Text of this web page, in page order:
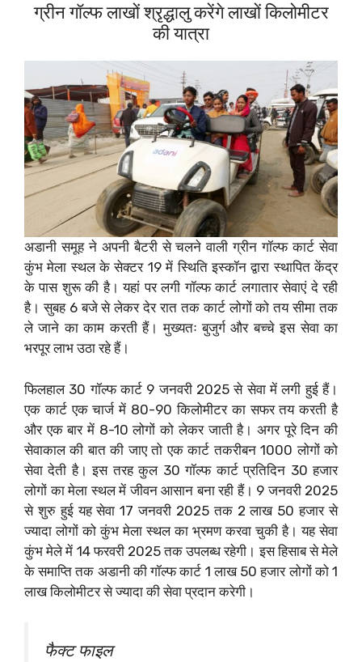
ग्रीन गॉल्फ लाखों श्रृद्धालु करेंगे लाखों किलोमीटर
की यात्रा
अडानी समूह ने अपनी बैटरी से चलने वाली ग्रीन गॉल्फ कार्ट सेवा
कुंभ मेला स्थल के सेक्टर 19 में स्थिति इस्कॉन द्वारा स्थापित केंद्र
के पास शुरू की है। यहां पर लगी गॉल्फ कार्ट लगातार सेवाएं दे रही
है। सुबह 6 बजे से लेकर देर रात तक कार्ट लोगों को तय सीमा तक
ले जाने का काम करती हैं। मुख्यतः बुजुर्ग और बच्चे इस सेवा का
भरपूर लाभ उठा रहे हैं।
फिलहाल 30 गॉल्फ कार्ट 9 जनवरी 2025 से सेवा में लगी हुई हैं।
एक कार्ट एक चार्ज में 80-90 किलोमीटर का सफर तय करती है
और एक बार में 8-10 लोगों को लेकर जाती है। अगर पूरे दिन की
सेवाकाल की बात की जाए तो एक कार्ट तकरीबन 1000 लोगों को
सेवा देती है। इस तरह कुल 30 गॉल्फ कार्ट प्रतिदिन 30 हजार
लोगों का मेला स्थल में जीवन आसान बना रही हैं। 9 जनवरी 2025
से शुरु हुई यह सेवा 17 जनवरी 2025 तक 2 लाख 50 हजार से
ज्यादा लोगों को कुंभ मेला स्थल का भ्रमण करवा चुकी है। यह सेवा
कुंभ मेले में 14 फरवरी 2025 तक उपलब्ध रहेगी। इस हिसाब से मेले
के समाप्ति तक अडानी की गॉल्फ कार्ट 1 लाख 50 हजार लोगों को 1
लाख किलोमीटर से ज्यादा की सेवा प्रदान करेगी।
फैक्ट फाइल